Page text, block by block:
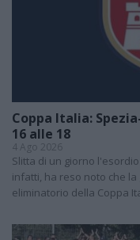
Coppa Italia:
16 alle 18
4 Ago 2026
Slitta di un giorno
infatti, ha reso noto che
eliminatorio della Coppa